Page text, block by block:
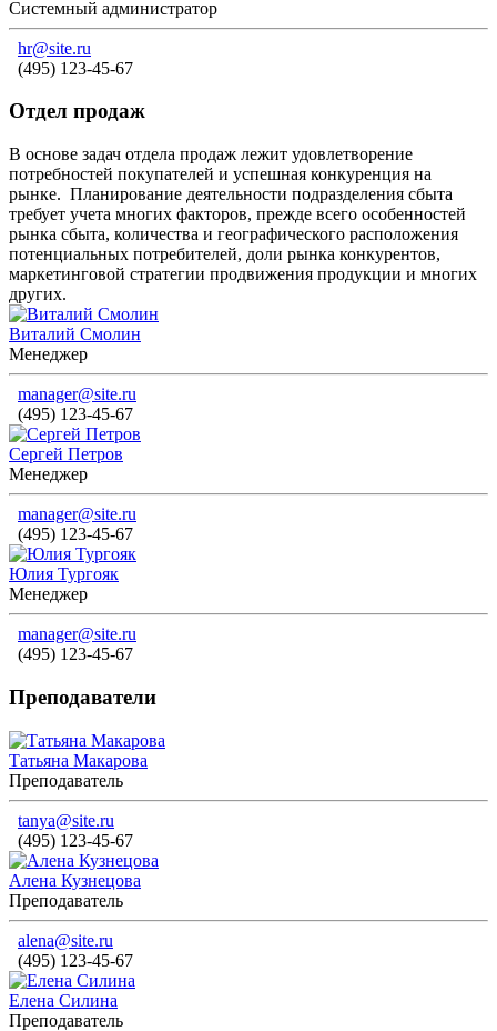
Системный администратор
hr@site.ru
(495) 123-45-67
Отдел продаж
В основе задач отдела продаж лежит удовлетворение
потребностей покупателей и успешная конкуренция на
рынке. Планирование деятельности подразделения сбыта
требует учета многих факторов, прежде всего особенностей
рынка сбыта, количества и географического расположения
потенциальных потребителей, доли рынка конкурентов,
маркетинговой стратегии продвижения продукции и многих
других.
Виталий Смолин
Менеджер
manager@site.ru
(495) 123-45-67
Сергей Петров
Менеджер
manager@site.ru
(495) 123-45-67
Юлия Тургояк
Менеджер
manager@site.ru
(495) 123-45-67
Преподаватели
Татьяна Макарова
Преподаватель
tanya@site.ru
(495) 123-45-67
Алена Кузнецова
Преподаватель
alena@site.ru
(495) 123-45-67
Елена Силина
Преподаватель